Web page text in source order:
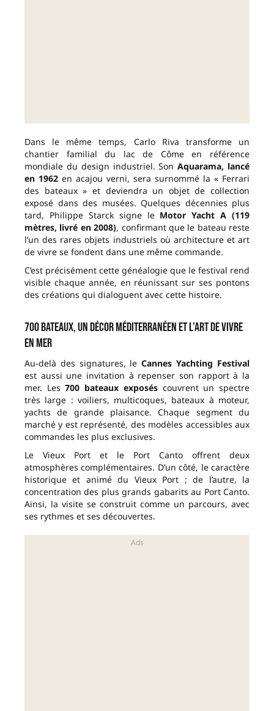
Dans le même temps, Carlo Riva transforme un
chantier familial du lac de Côme en référence
mondiale du design industriel. SonAquarama, lancé
en 1962 en acajou verni, sera surnommé la « Ferrari
des bateaux » et deviendra un objet de collection
exposé dans des musées. Quelques décennies plus
tard, Philippe Starck signe le Motor Yacht A (119
mètres, livré en 2008), confirmant que le bateau reste
l’un des rares objets industriels où architecture et art
de vivre se fondent dans une même commande.
C’est précisément cette généalogie que le festival rend
visible chaque année, en réunissant sur ses pontons
des créations qui dialoguent avec cette histoire.
700 bateaux, un décor méditerranéen et l’art de vivre
en mer
Au-delà des signatures, leCannes Yachting Festival
est aussi une invitation à repenser son rapport à la
mer. Les700 bateaux exposéscouvrent un spectre
très large : voiliers, multicoques, bateaux à moteur,
yachts de grande plaisance. Chaque segment du
marché y est représenté, des modèles accessibles aux
commandes les plus exclusives.
Le Vieux Port et le Port Canto offrent deux
atmosphères complémentaires. D’un côté, le caractère
historique et animé du Vieux Port ; de l’autre, la
concentration des plus grands gabarits au Port Canto.
Ainsi, la visite se construit comme un parcours, avec
ses rythmes et ses découvertes.